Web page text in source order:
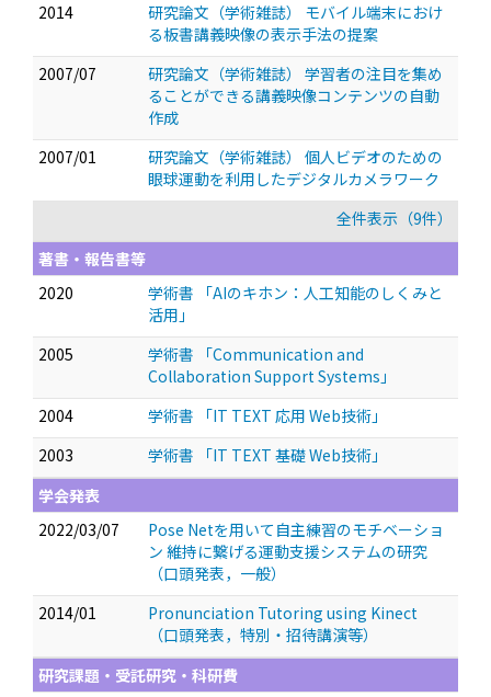
2014
研究論文（学術雑誌） モバイル端末におけ
る板書講義映像の表示手法の提案
2007/07
研究論文（学術雑誌） 学習者の注目を集め
ることができる講義映像コンテンツの自動
作成
2007/01
研究論文（学術雑誌） 個人ビデオのための
眼球運動を利用したデジタルカメラワーク
全件表示（9件）
著書・報告書等
2020
学術書 「AIのキホン：人工知能のしくみと
活用」
2005
学術書 「Communication and
Collaboration Support Systems」
2004
学術書 「IT TEXT 応用 Web技術」
2003
学術書 「IT TEXT 基礎 Web技術」
学会発表
2022/03/07
Pose Netを用いて自主練習のモチベーショ
ン 維持に繋げる運動支援システムの研究
（口頭発表，一般）
2014/01
Pronunciation Tutoring using Kinect
（口頭発表，特別・招待講演等）
研究課題・受託研究・科研費